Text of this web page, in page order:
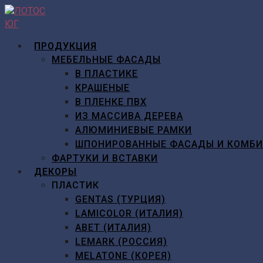
Перейти
к
ПРОДУКЦИЯ
МЕБЕЛЬНЫЕ ФАСАДЫ
В ПЛАСТИКЕ
КРАШЕНЫЕ
В ПЛЕНКЕ ПВХ
ИЗ МАССИВА ДЕРЕВА
АЛЮМИНИЕВЫЕ РАМКИ
ШПОНИРОВАННЫЕ ФАСАДЫ И
ФАРТУКИ И ВСТАВКИ
ДЕКОРЫ
ПЛАСТИК
GENTAS (ТУРЦИЯ)
LAMICOLOR (ИТАЛИЯ)
ABET (ИТАЛИЯ)
LEMARK (РОССИЯ)
MELATONE (КОРЕЯ)